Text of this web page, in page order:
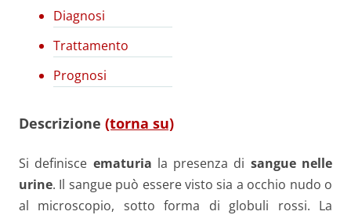
Diagnosi
Trattamento
Prognosi
Descrizione (torna su)
Si definisce ematuria la presenza di sangue nelle
urine. Il sangue può essere visto sia a occhio nudo o
al microscopio, sotto forma di globuli rossi. La